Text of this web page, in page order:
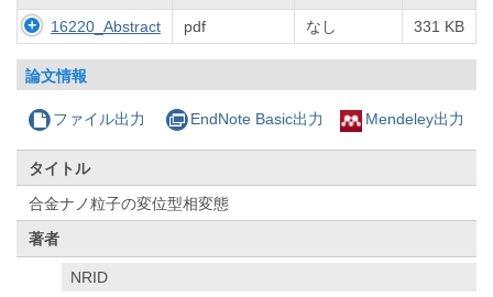
16220_Abstract pdf なし 331 KB
論文情報
ファイル出力 EndNote Basic出力 Mendeley出力
タイトル
合金ナノ粒子の変位型相変態
著者
NRID